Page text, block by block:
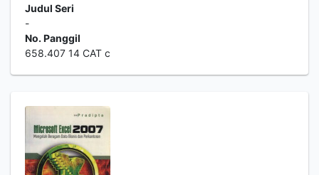
Judul Seri
-
No. Panggil
658.407 14 CAT c